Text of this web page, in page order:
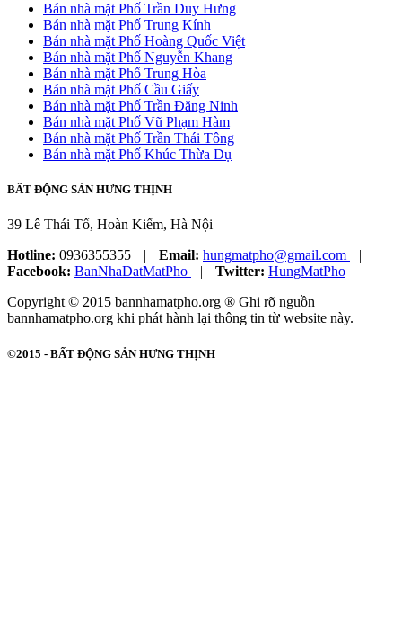
Bán nhà mặt Phố Trần Duy Hưng
Bán nhà mặt Phố Trung Kính
Bán nhà mặt Phố Hoàng Quốc Việt
Bán nhà mặt Phố Nguyễn Khang
Bán nhà mặt Phố Trung Hòa
Bán nhà mặt Phố Cầu Giấy
Bán nhà mặt Phố Trần Đăng Ninh
Bán nhà mặt Phố Vũ Phạm Hàm
Bán nhà mặt Phố Trần Thái Tông
Bán nhà mặt Phố Khúc Thừa Dụ
BẤT ĐỘNG SẢN HƯNG THỊNH
39 Lê Thái Tổ, Hoàn Kiếm, Hà Nội
Hotline: 0936355355 | Email: hungmatpho@gmail.com
|
Facebook: BanNhaDatMatPho | Twitter: HungMatPho
Copyright © 2015 bannhamatpho.org ® Ghi rõ nguồn
bannhamatpho.org khi phát hành lại thông tin từ website này.
©2015 - BẤT ĐỘNG SẢN HƯNG THỊNH